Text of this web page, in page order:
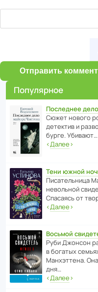
Отправить
Популярное
Последнее
Сюжет нового
дете­ктив и
бурге. Убивают…
‹Далее›
Тени южной
Писа­тель­ница
невольной
Спасаясь от
‹Далее›
Восьмой
Руби Джонсон
в богатых
Манх­эт­тена.
дня…
‹Далее›